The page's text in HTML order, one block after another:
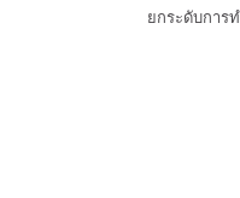
ยกระดับการ